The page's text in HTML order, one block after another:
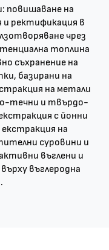
повишаване на
ректификация в
чрез
топлина
съхранение на
базирани на
на метали
течни и твърдо-
с йонни
на
суровини и
въглени и
въглеродна